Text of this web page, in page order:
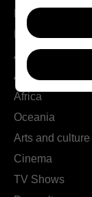
France
Europe
Americas
Asia
Africa
Oceania
Arts and culture
Cinema
TV Shows